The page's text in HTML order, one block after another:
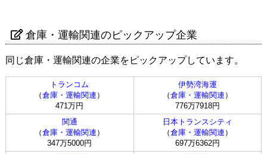
倉庫・運輸関連のピックアップ企業
同じ倉庫・運輸関連の企業をピックアップしています。
トランコム
（倉庫・運輸関連 ）
471万円
伊勢湾海運
（倉庫・運輸関連 ）
776万7918円
関通
（倉庫・運輸関連 ）
347万5000円
日本トランスシティ
（倉庫・運輸関連 ）
697万6362円